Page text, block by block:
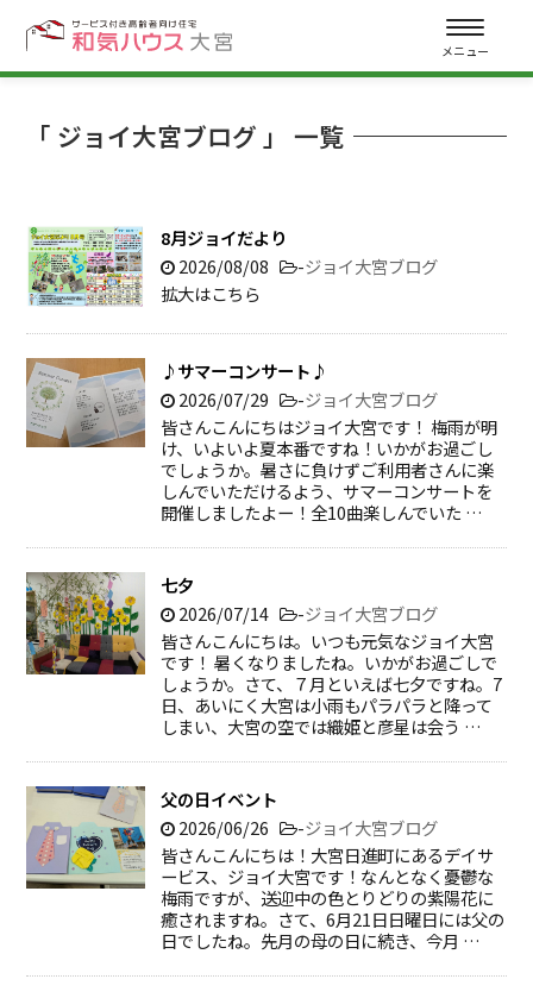
メニュー
「 ジョイ大宮ブログ 」 一覧
8月ジョイだより
2026/08/08
-ジョイ大宮ブログ
拡大はこちら
♪サマーコンサート♪
2026/07/29
-ジョイ大宮ブログ
皆さんこんにちはジョイ大宮です！ 梅雨が明
け、いよいよ夏本番ですね！いかがお過ごし
でしょうか。暑さに負けずご利用者さんに楽
しんでいただけるよう、サマーコンサートを
開催しましたよー！全10曲楽しんでいた …
七夕
2026/07/14
-ジョイ大宮ブログ
皆さんこんにちは。いつも元気なジョイ大宮
です！ 暑くなりましたね。いかがお過ごしで
しょうか。さて、７月といえば七夕ですね。7
日、あいにく大宮は小雨もパラパラと降って
しまい、大宮の空では織姫と彦星は会う …
父の日イベント
2026/06/26
-ジョイ大宮ブログ
皆さんこんにちは！大宮日進町にあるデイサ
ービス、ジョイ大宮です！なんとなく憂鬱な
梅雨ですが、送迎中の色とりどりの紫陽花に
癒されますね。さて、6月21日日曜日には父の
日でしたね。先月の母の日に続き、今月 …